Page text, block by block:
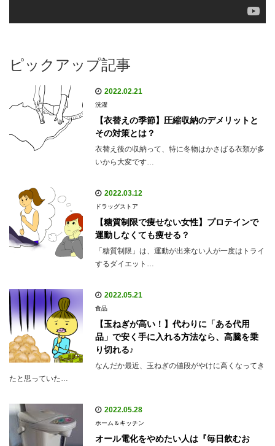
ピックアップ記事
2022.02.21
洗濯
【衣替えの季節】圧縮収納のデメリットと
その対策とは？
衣替え後の収納って、特に冬物はかさばる衣類が多
いから大変です…
2022.03.12
ドラッグストア
【糖質制限で痩せない女性】プロテインで
運動しなくても痩せる？
「糖質制限」は、運動が出来ない人が一度はトライ
するダイエット…
2022.05.21
食品
【玉ねぎが高い！】代わりに「ある代用
品」で安く手に入れる方法なら、高騰を乗
り切れる♪
なんだか最近、玉ねぎの値段がやけに高くなってき
たと思っていた…
2022.05.28
ホーム＆キッチン
オール電化をやめたい人は『毎日飲むお